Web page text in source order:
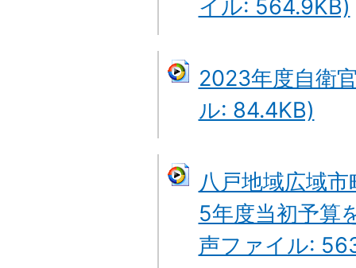
イル: 564.9KB)
2023年度自衛
ル: 84.4KB)
八戸地域広域
5年度当初予算
声ファイル: